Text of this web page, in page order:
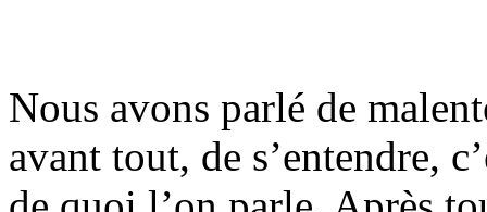
Nous avons parlé de
avant tout, de s’entendre,